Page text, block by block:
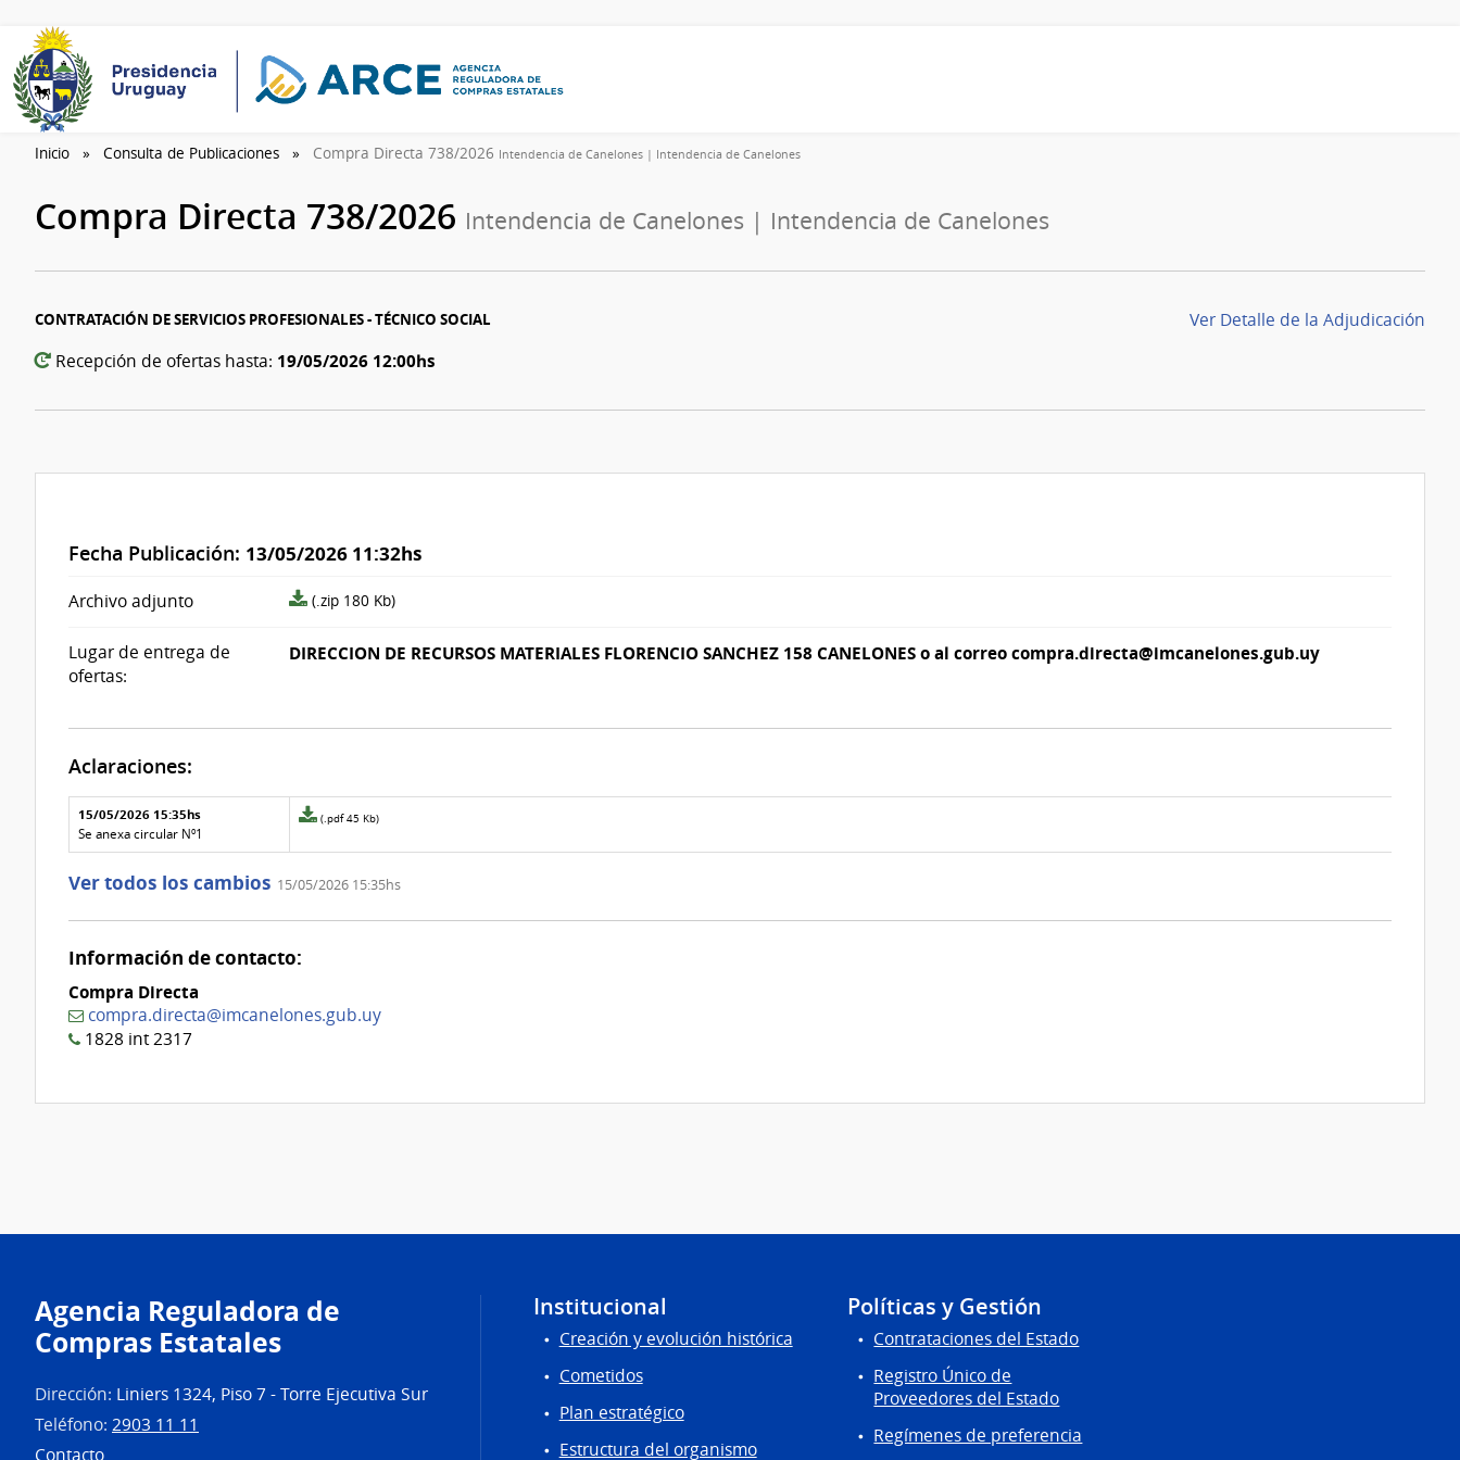
Inicio Consulta de Publicaciones Compra Directa 738/2026 Intendencia de Canelones | Intendencia de Canelones
Compra Directa 738/2026 Intendencia de Canelones | Intendencia de Canelones
CONTRATACIÓN DE SERVICIOS PROFESIONALES - TÉCNICO SOCIAL
Recepción de ofertas hasta: 19/05/2026 12:00hs
Ver Detalle de la Adjudicación
Fecha Publicación: 13/05/2026 11:32hs
Archivo adjunto
archivo
(.zip 180 Kb)
Lugar de entrega de
ofertas:
DIRECCION DE RECURSOS MATERIALES FLORENCIO SANCHEZ 158 CANELONES o al correo compra.directa@imcanelones.gub.uy
Aclaraciones:
Aclaraciones del llamado
Fecha y
texto de
la
Archivo
de la
15/05/2026 15:35hs
Se anexa circular Nº1
Archivo
de
aclaración
1
(.pdf 45 Kb)
Ver todos los cambios 15/05/2026 15:35hs
Información de contacto:
Compra Directa
compra.directa@imcanelones.gub.uy
1828 int 2317
Agencia Reguladora de
Compras Estatales
Dirección: Liniers 1324, Piso 7 - Torre Ejecutiva Sur
Teléfono: 2903 11 11
Contacto
Institucional
Creación y evolución histórica
Cometidos
Plan estratégico
Estructura del organismo
Políticas y Gestión
Contrataciones del Estado
Registro Único de
Proveedores del Estado
Regímenes de preferencia